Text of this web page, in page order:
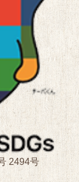
2494号